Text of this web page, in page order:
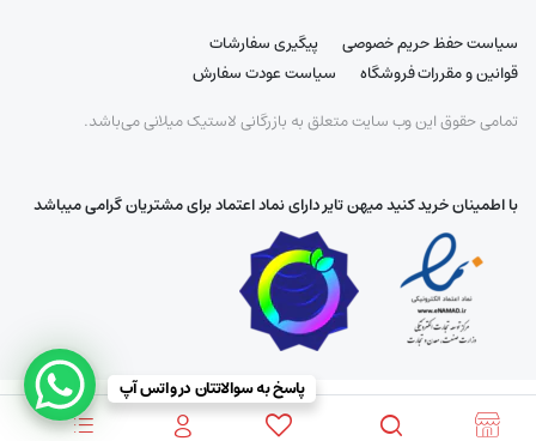
سیاست حفظ حریم خصوصی
پیگیری سفارشات
قوانین و مقررات فروشگاه
سیاست عودت سفارش
تمامی حقوق این وب سایت متعلق به بازرگانی لاستیک میلانی می‌باشد.
با اطمینان خرید کنید میهن تایر دارای نماد اعتماد برای مشتریان گرامی میباشد
پاسخ به سوالاتتان در واتس آپ